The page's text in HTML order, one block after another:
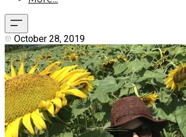
October 28, 2019